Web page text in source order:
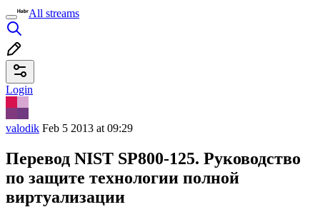
All streams
Login
valodik Feb 5 2013 at 09:29
Перевод NIST SP800-125. Руководство
по защите технологии полной
виртуализации